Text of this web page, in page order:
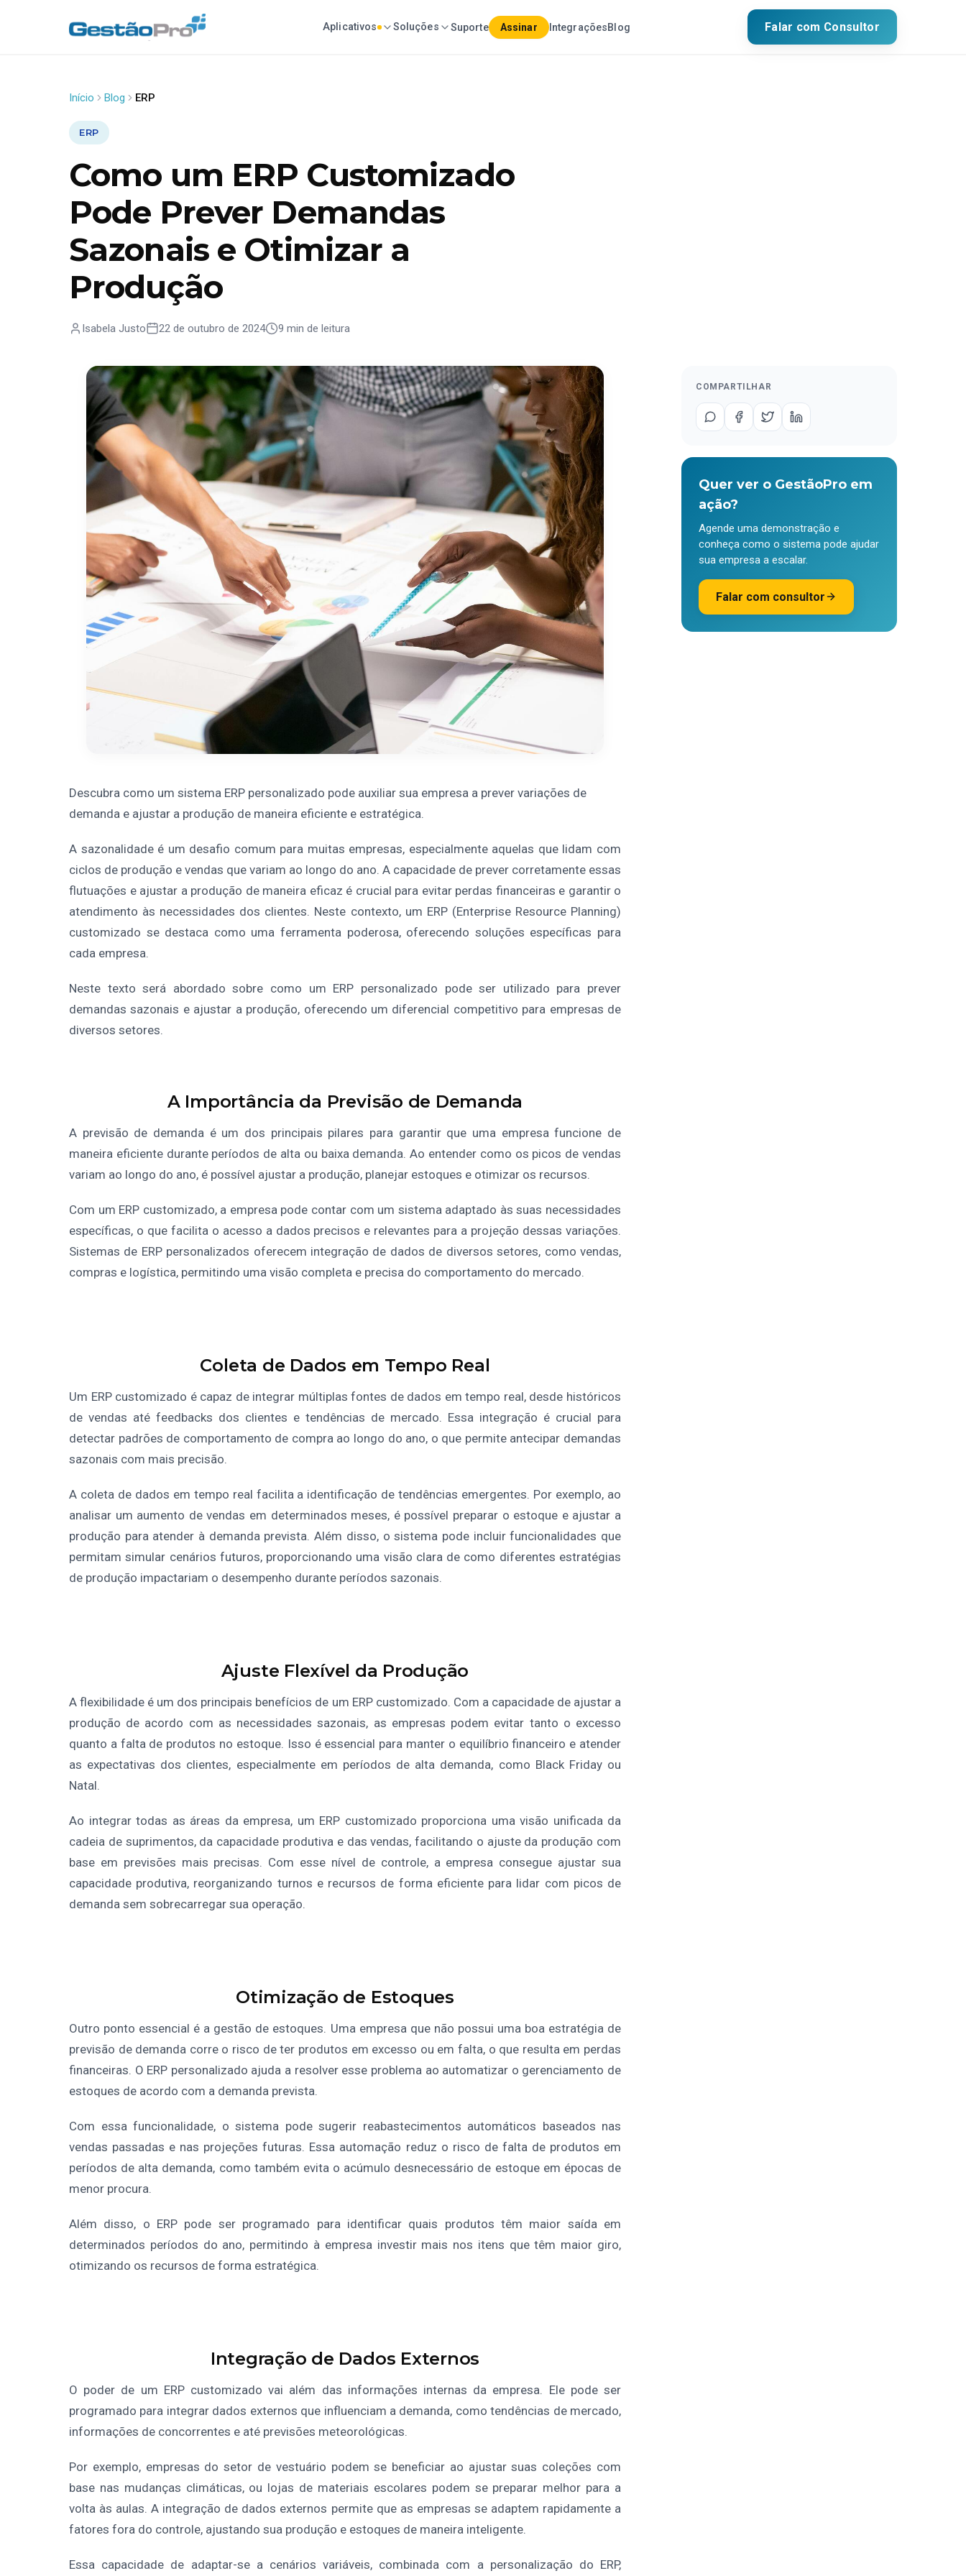
Aplicativos Soluções Suporte Assinar IntegraçõesBlog Falar com Consultor
Início Blog ERP
ERP
Como um ERP Customizado
Pode Prever Demandas
Sazonais e Otimizar a
Produção
Isabela Justo 22 de outubro de 2024 9 min de leitura
Descubra como um sistema ERP personalizado pode auxiliar sua empresa a prever variações de
demanda e ajustar a produção de maneira eficiente e estratégica.
A sazonalidade é um desafio comum para muitas empresas, especialmente aquelas que lidam com
ciclos de produção e vendas que variam ao longo do ano. A capacidade de prever corretamente essas
flutuações e ajustar a produção de maneira eficaz é crucial para evitar perdas financeiras e garantir o
atendimento às necessidades dos clientes. Neste contexto, um ERP (Enterprise Resource Planning)
customizado se destaca como uma ferramenta poderosa, oferecendo soluções específicas para
cada empresa.
Neste texto será abordado sobre como um ERP personalizado pode ser utilizado para prever
demandas sazonais e ajustar a produção, oferecendo um diferencial competitivo para empresas de
diversos setores.
A Importância da Previsão de Demanda
A previsão de demanda é um dos principais pilares para garantir que uma empresa funcione de
maneira eficiente durante períodos de alta ou baixa demanda. Ao entender como os picos de vendas
variam ao longo do ano, é possível ajustar a produção, planejar estoques e otimizar os recursos.
Com um ERP customizado, a empresa pode contar com um sistema adaptado às suas necessidades
específicas, o que facilita o acesso a dados precisos e relevantes para a projeção dessas variações.
Sistemas de ERP personalizados oferecem integração de dados de diversos setores, como vendas,
compras e logística, permitindo uma visão completa e precisa do comportamento do mercado.
Coleta de Dados em Tempo Real
Um ERP customizado é capaz de integrar múltiplas fontes de dados em tempo real, desde históricos
de vendas até feedbacks dos clientes e tendências de mercado. Essa integração é crucial para
detectar padrões de comportamento de compra ao longo do ano, o que permite antecipar demandas
sazonais com mais precisão.
A coleta de dados em tempo real facilita a identificação de tendências emergentes. Por exemplo, ao
analisar um aumento de vendas em determinados meses, é possível preparar o estoque e ajustar a
produção para atender à demanda prevista. Além disso, o sistema pode incluir funcionalidades que
permitam simular cenários futuros, proporcionando uma visão clara de como diferentes estratégias
de produção impactariam o desempenho durante períodos sazonais.
Ajuste Flexível da Produção
A flexibilidade é um dos principais benefícios de um ERP customizado. Com a capacidade de ajustar a
produção de acordo com as necessidades sazonais, as empresas podem evitar tanto o excesso
quanto a falta de produtos no estoque. Isso é essencial para manter o equilíbrio financeiro e atender
as expectativas dos clientes, especialmente em períodos de alta demanda, como Black Friday ou
Natal.
Ao integrar todas as áreas da empresa, um ERP customizado proporciona uma visão unificada da
cadeia de suprimentos, da capacidade produtiva e das vendas, facilitando o ajuste da produção com
base em previsões mais precisas. Com esse nível de controle, a empresa consegue ajustar sua
capacidade produtiva, reorganizando turnos e recursos de forma eficiente para lidar com picos de
demanda sem sobrecarregar sua operação.
Otimização de Estoques
Outro ponto essencial é a gestão de estoques. Uma empresa que não possui uma boa estratégia de
previsão de demanda corre o risco de ter produtos em excesso ou em falta, o que resulta em perdas
financeiras. O ERP personalizado ajuda a resolver esse problema ao automatizar o gerenciamento de
estoques de acordo com a demanda prevista.
Com essa funcionalidade, o sistema pode sugerir reabastecimentos automáticos baseados nas
vendas passadas e nas projeções futuras. Essa automação reduz o risco de falta de produtos em
períodos de alta demanda, como também evita o acúmulo desnecessário de estoque em épocas de
menor procura.
Além disso, o ERP pode ser programado para identificar quais produtos têm maior saída em
determinados períodos do ano, permitindo à empresa investir mais nos itens que têm maior giro,
otimizando os recursos de forma estratégica.
Integração de Dados Externos
O poder de um ERP customizado vai além das informações internas da empresa. Ele pode ser
programado para integrar dados externos que influenciam a demanda, como tendências de mercado,
informações de concorrentes e até previsões meteorológicas.
Por exemplo, empresas do setor de vestuário podem se beneficiar ao ajustar suas coleções com
base nas mudanças climáticas, ou lojas de materiais escolares podem se preparar melhor para a
volta às aulas. A integração de dados externos permite que as empresas se adaptem rapidamente a
fatores fora do controle, ajustando sua produção e estoques de maneira inteligente.
Essa capacidade de adaptar-se a cenários variáveis, combinada com a personalização do ERP,
COMPARTILHAR
Quer ver o GestãoPro em
ação?
Agende uma demonstração e
conheça como o sistema pode ajudar
sua empresa a escalar.
Falar com consultor